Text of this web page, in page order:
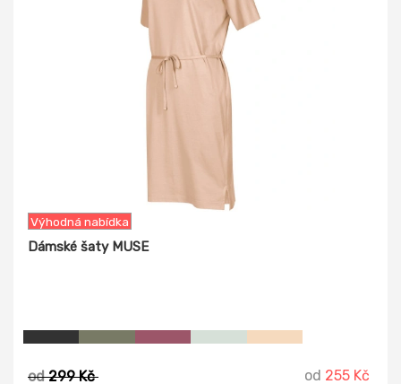
Výhodná nabídka
Dámské šaty MUSE
od299 Kč od 255 Kč